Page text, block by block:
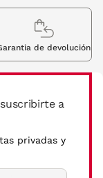
a
privadas y
de devolución